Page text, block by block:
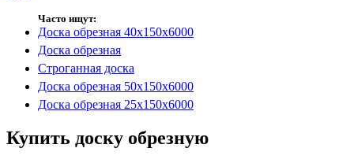
Часто ищут:
Доска обрезная 40х150х6000
Доска обрезная
Строганная доска
Доска обрезная 50х150х6000
Доска обрезная 25х150х6000
Купить доску обрезную